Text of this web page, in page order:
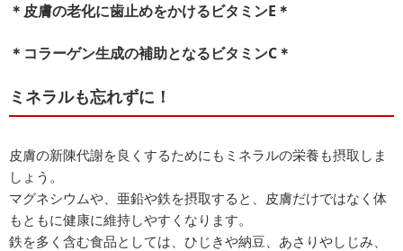
＊皮膚の老化に歯止めをかけるビタミンE＊
＊コラーゲン生成の補助となるビタミンC＊
ミネラルも忘れずに！
皮膚の新陳代謝を良くするためにもミネラルの栄養も摂取しま
しょう。
マグネシウムや、亜鉛や鉄を摂取すると、皮膚だけではなく体
もともに健康に維持しやすくなります。
鉄を多く含む食品としては、ひじきや納豆、あさりやしじみ、